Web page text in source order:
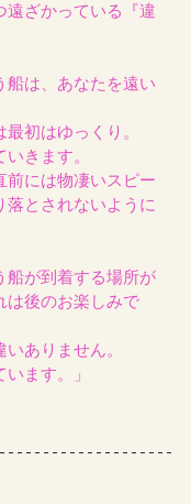
遠ざかっている『違
船は、あなたを遠い
初はゆっくり。
きます。
前には物凄いスピー
落とされないように
船が到着する場所が
は後のお楽しみで
ありません。
ます。」